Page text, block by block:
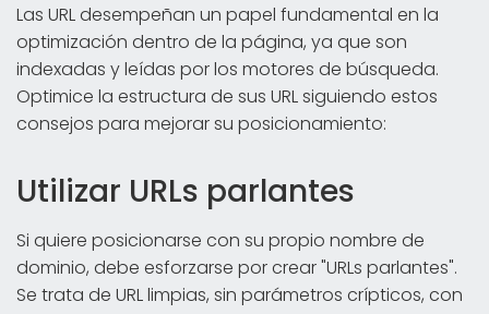
Las URL desempeñan un papel fundamental en la
optimización dentro de la página, ya que son
indexadas y leídas por los motores de búsqueda.
Optimice la estructura de sus URL siguiendo estos
consejos para mejorar su posicionamiento:
Utilizar URLs parlantes
Si quiere posicionarse con su propio nombre de
dominio, debe esforzarse por crear "URLs parlantes".
Se trata de URL limpias, sin parámetros crípticos, con